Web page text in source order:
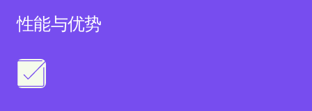
性能与优势